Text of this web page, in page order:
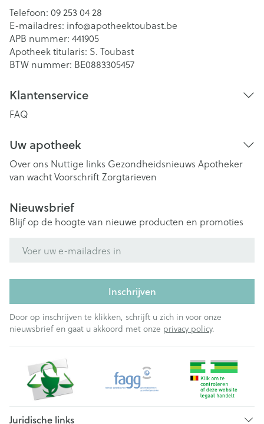
Telefoon: 09 253 04 28
E-mailadres: info@apotheektoubast.be
APB nummer: 441905
Apotheek titularis: S. Toubast
BTW nummer: BE0883305457
Klantenservice
FAQ
Uw apotheek
Over ons Nuttige links Gezondheidsnieuws Apotheker
van wachtVoorschriftZorgtarieven
Nieuwsbrief
Blijf op de hoogte van nieuwe producten en promoties
Inschrijven
Door op inschrijven te klikken, schrijft u zich in voor onze
nieuwsbrief en gaat u akkoord met onze privacy policy.
Juridische links